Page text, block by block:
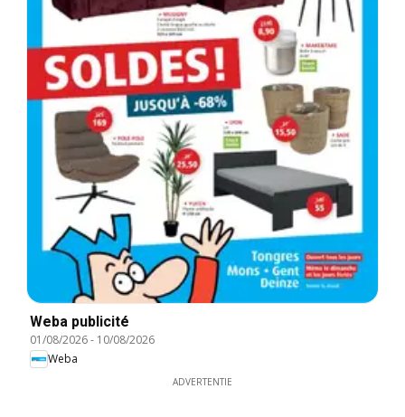
Weba publicité
01/08/2026- 10/08/2026
Weba
ADVERTENTIE